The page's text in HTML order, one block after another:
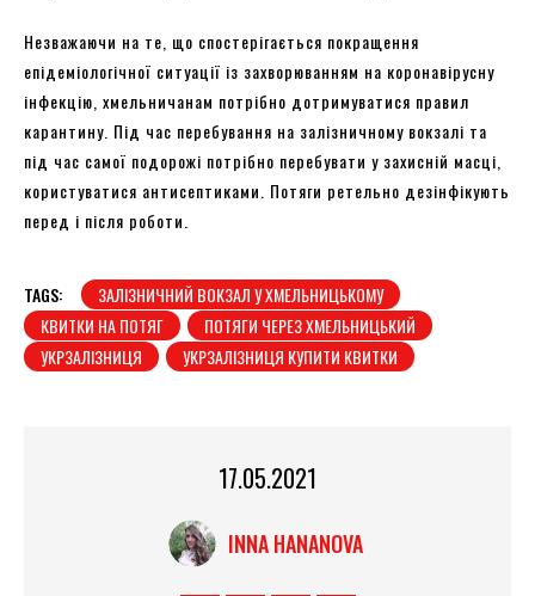
Незважаючи на те, що спостерігається покращення
епідеміологічної ситуації із захворюванням на коронавірусну
інфекцію, хмельничанам потрібно дотримуватися правил
карантину. Під час перебування на залізничному вокзалі та
під час самої подорожі потрібно перебувати у захисній масці,
користуватися антисептиками. Потяги ретельно дезінфікують
перед і після роботи.
TAGS:
ЗАЛІЗНИЧНИЙ ВОКЗАЛ У ХМЕЛЬНИЦЬКОМУ
КВИТКИ НА ПОТЯГ
ПОТЯГИ ЧЕРЕЗ ХМЕЛЬНИЦЬКИЙ
УКРЗАЛІЗНИЦЯ
УКРЗАЛІЗНИЦЯ КУПИТИ КВИТКИ
17.05.2021
INNA HANANOVA